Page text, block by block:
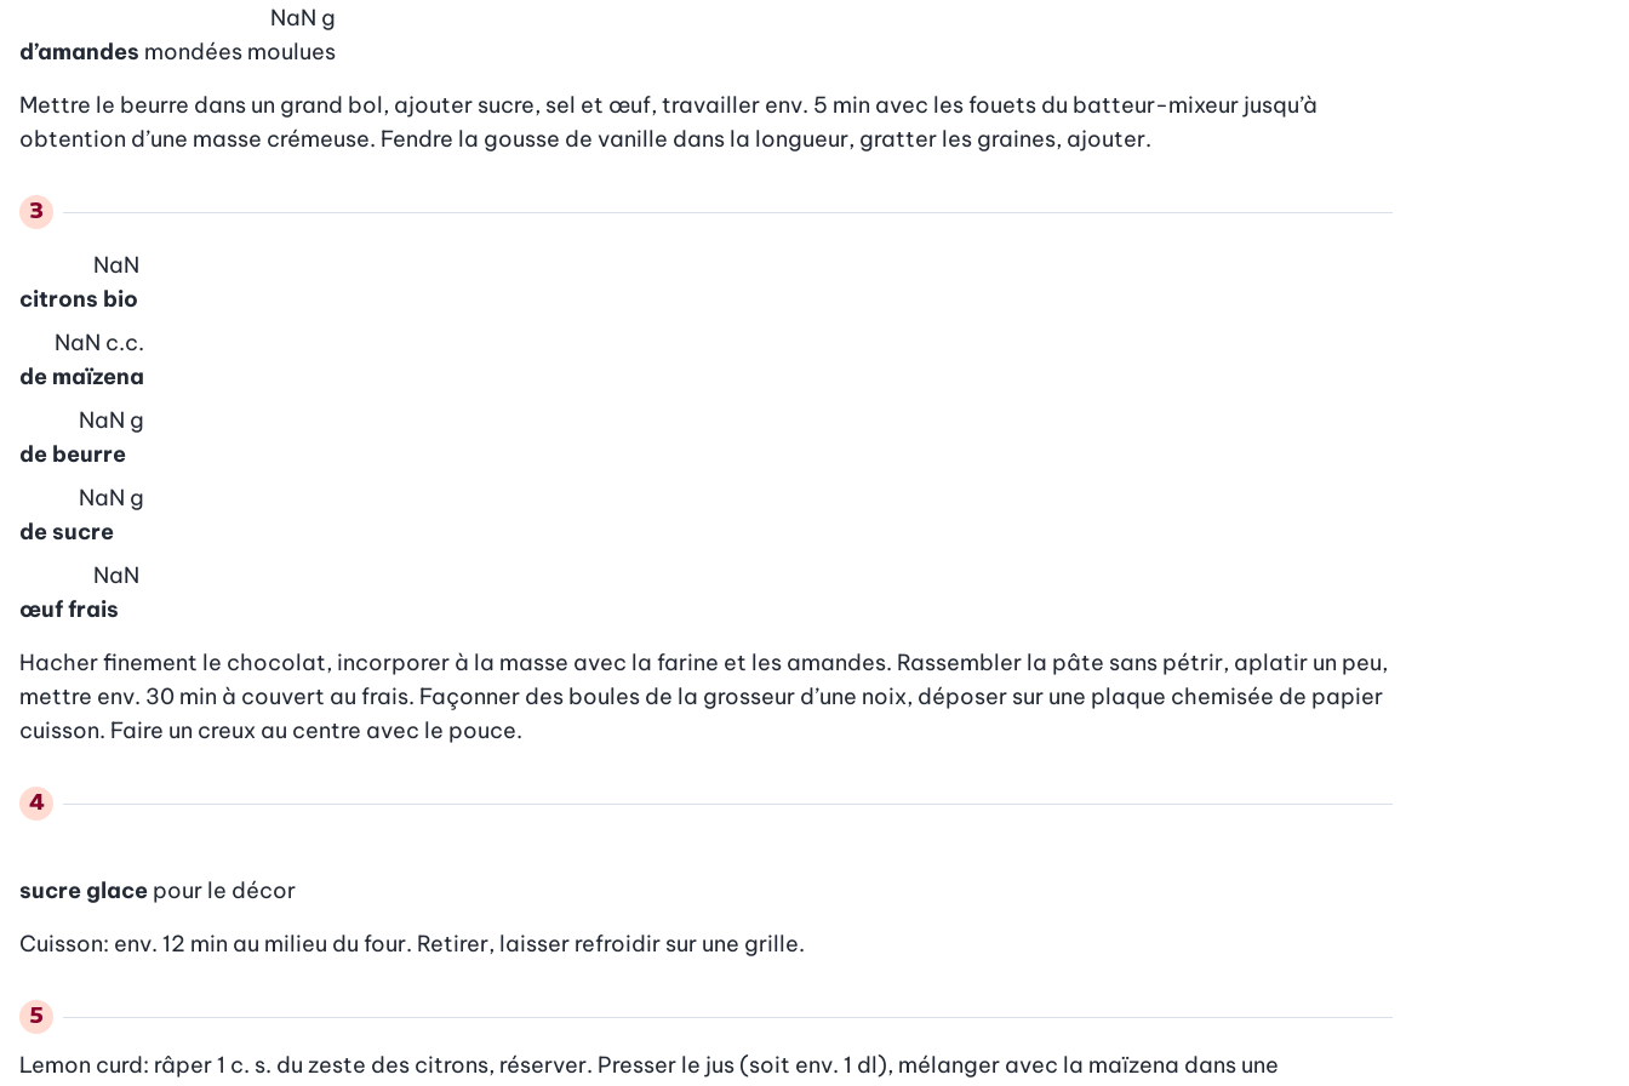
d’amandes mondées moulues
NaN g
Mettre le beurre dans un grand bol, ajouter sucre, sel et œuf, travailler env. 5 min avec les fouets du batteur-mixeur jusqu’à
obtention d’une masse crémeuse. Fendre la gousse de vanille dans la longueur, gratter les graines, ajouter.
citrons bio
NaN
de maïzena
NaN c.c.
de beurre
NaN g
de sucre
NaN g
œuf frais
NaN
Hacher finement le chocolat, incorporer à la masse avec la farine et les amandes. Rassembler la pâte sans pétrir, aplatir un peu,
mettre env. 30 min à couvert au frais. Façonner des boules de la grosseur d’une noix, déposer sur une plaque chemisée de papier
cuisson. Faire un creux au centre avec le pouce.
sucre glace pour le décor
Cuisson: env. 12 min au milieu du four. Retirer, laisser refroidir sur une grille.
Lemon curd: râper 1 c. s. du zeste des citrons, réserver. Presser le jus (soit env. 1 dl), mélanger avec la maïzena dans une